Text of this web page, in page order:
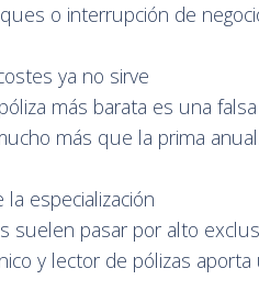
o interrupción de
ya no sirve
más barata es una
más que la prima anual.
la especialización
suelen pasar por alto
y lector de pólizas aporta